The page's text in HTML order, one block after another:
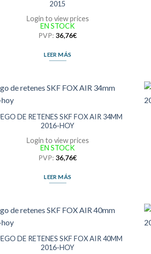
2015
Login to view prices
EN STOCK
PVP:36,76€
LEER MÁS
DE RETENES SKF FOX AIR 34MM
2016-HOY
Login to view prices
EN STOCK
PVP:36,76€
LEER MÁS
DE RETENES SKF FOX AIR 40MM
2016-HOY